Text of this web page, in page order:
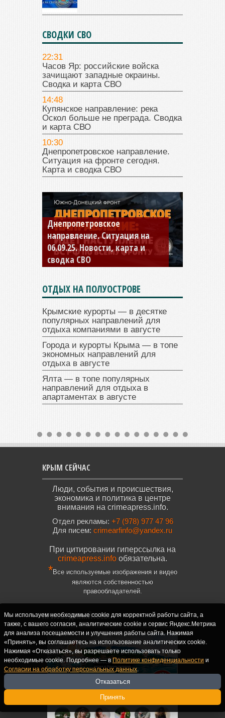
СВОДКИ СВО
22:31
Часов Яр: российские войска
зачищают западные окраины.
Сводка и карта СВО
14:48
Купянское направление: река
Оскол больше не преграда. Сводка
и карта СВО
10:30
Днепропетровское направление.
Ситуация на фронте сегодня.
Карта и сводка СВО
Константиновское
направление. Ситуация на
04.09.25 Новости, карта и
сводка СВО
ОТДЫХ НА ПОЛУОСТРОВЕ
Крымские курорты — в десятке
популярных направлений для
отдыха компаниями в августе
Города и курорты Крыма — в топе
экономных направлений для
отдыха в августе
Ялта — в топе популярных
направлений для отдыха в
апартаментах в августе
КРЫМ СЕЙЧАС
Люди, события и происшествия,
экономика и политика в центре
внимания на crimeapress.info.
Отдел рекламы: +7 (978) 977 47 96
Для писем: crimearfinfo@yandex.ru
При цитировании гиперссылка на
crimeapress.info обязательна.
*Все используемые изображения и видео
являются собственностью
правообладателей.
ПРИСОЕДИНЯЙТЕСЬ!
Мы используем необходимые cookie для корректной работы сайта, а
также, с вашего согласия, аналитические cookie и сервис Яндекс.Метрика
для анализа посещаемости и улучшения работы сайта. Нажимая
«Принять», вы соглашаетесь на использование аналитических cookie.
Нажимая «Отказаться», вы разрешаете использовать только
необходимые cookie. Подробнее — в Политике конфиденциальности и
Согласии на обработку персональных данных.
Отказаться
Принять